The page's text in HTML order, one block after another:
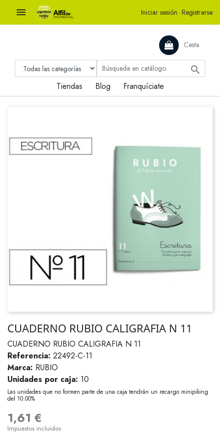
 Iniciar sesión · Registrarse
Cesta

Tiendas Blog Franquíciate
CUADERNO RUBIO CALIGRAFIA N 11
CUADERNO RUBIO CALIGRAFIA N 11
Referencia: 22492-C-11
Marca: RUBIO
Unidades por caja: 10
Las unidades que no formen parte de una caja tendrán un recargo minipiking
del 10.00%
1,61 €
Impuestos incluidos